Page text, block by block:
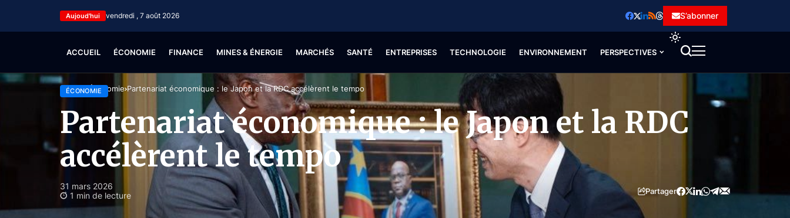
Aujoud'hui vendredi , 7 août 2026 S’abonner
ACCUEIL ÉCONOMIE FINANCE MINES & ÉNERGIE MARCHÉS SANTÉ ENTREPRISES TECHNOLOGIE ENVIRONNEMENT PERSPECTIVES
Accueil Économie Partenariat économique : le Japon et la RDC accélèrent le tempo
ÉCONOMIE
Partenariat économique : le Japon et la RDC
accélèrent le tempo
31 mars 2026
1 min de lecture
Partager